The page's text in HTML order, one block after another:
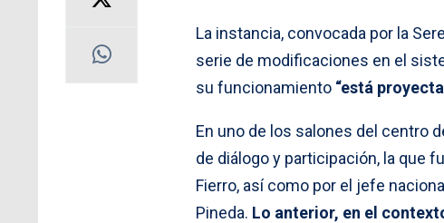
La instancia, convocada por la
serie de modificaciones en el
su funcionamiento “está
En uno de los salones del centro
de diálogo y participación, la que
Fierro, así como por el jefe
Pineda. Lo anterior, en el